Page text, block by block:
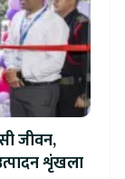
जीवन,
शृंखला